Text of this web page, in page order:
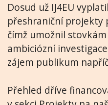
Dosud už IJ4EU
přeshraniční projekty
čímž umožnil
ambiciózní
zájem publikum
Přehled dříve